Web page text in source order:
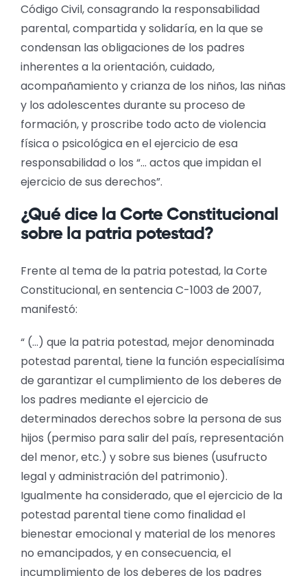
Código Civil, consagrando la responsabilidad
parental, compartida y solidaría, en la que se
condensan las obligaciones de los padres
inherentes a la orientación, cuidado,
acompañamiento y crianza de los niños, las niñas
y los adolescentes durante su proceso de
formación, y proscribe todo acto de violencia
física o psicológica en el ejercicio de esa
responsabilidad o los “… actos que impidan el
ejercicio de sus derechos”.
¿Qué dice la Corte Constitucional
sobre la patria potestad?
Frente al tema de la patria potestad, la Corte
Constitucional, en sentencia C-1003 de 2007,
manifestó:
“ (…) que la patria potestad, mejor denominada
potestad parental, tiene la función especialísima
de garantizar el cumplimiento de los deberes de
los padres mediante el ejercicio de
determinados derechos sobre la persona de sus
hijos (permiso para salir del país, representación
del menor, etc.) y sobre sus bienes (usufructo
legal y administración del patrimonio).
Igualmente ha considerado, que el ejercicio de la
potestad parental tiene como finalidad el
bienestar emocional y material de los menores
no emancipados, y en consecuencia, el
incumplimiento de los deberes de los padres